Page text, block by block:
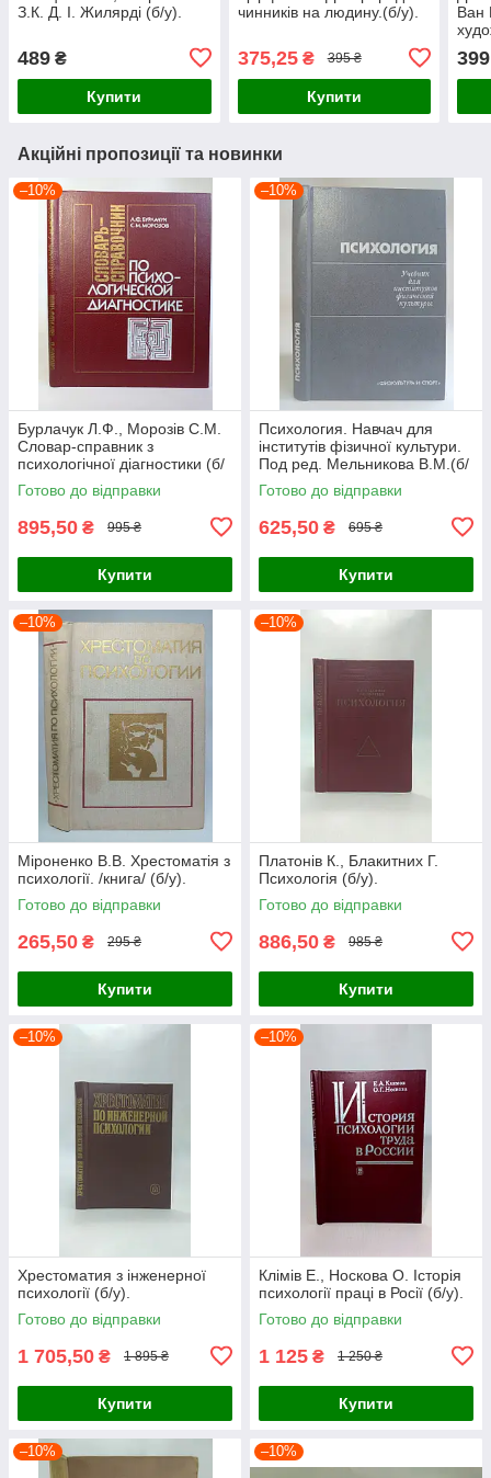
З.К. Д. І. Жилярді (б/у).
489 ₴
Купити
чинників на людину.(б/у).
375,25₴ 395 ₴
Купити
Ван
399
Акційні пропозиції та новинки
–10%
Бурлачук Л.Ф., Морозів С.М.
Словар-справник з
психологічної діагностики (б/
у).
Готово до відправки
895,50 ₴ 995 ₴
Купити
–10%
Психология. Навчач для
інститутів фізичної культури.
Под ред. Мельникова В.М.(б/
у).
Готово до відправки
625,50 ₴ 695 ₴
Купити
–10%
Міроненко В.В. Хрестоматія з
психології. /книга/ (б/у).
Готово до відправки
265,50 ₴ 295 ₴
Купити
–10%
Платонів К., Блакитних Г.
Психологія (б/у).
Готово до відправки
886,50 ₴ 985 ₴
Купити
–10%
Хрестоматия з інженерної
психології (б/у).
Готово до відправки
1 705,50 ₴ 1 895 ₴
Купити
–10%
Клімів Е., Носкова О. Історія
психології праці в Росії (б/у).
Готово до відправки
1 125 ₴ 1 250 ₴
Купити
–10% –10%